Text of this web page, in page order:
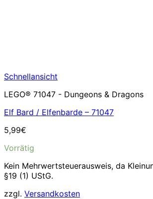
Schnellansicht
LEGO® 71047 - Dungeons & Dragons
Elf Bard / Elfenbarde – 71047
5,99€
Vorrätig
Kein Mehrwertsteuerausweis, da
§19 (1) UStG.
zzgl. Versandkosten